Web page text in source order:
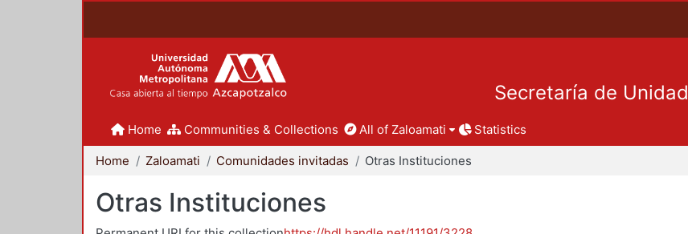
Secretaría de Unidad
Home Communities & Collections All of Zaloamati Statistics
Home Zaloamati Comunidades invitadas Otras Instituciones
Otras Instituciones